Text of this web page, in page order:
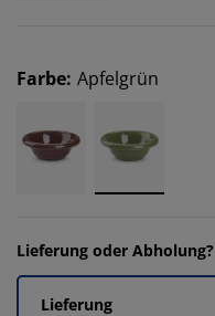
Farbe: Apfelgrün
Lieferung oder Abholung?
Lieferung